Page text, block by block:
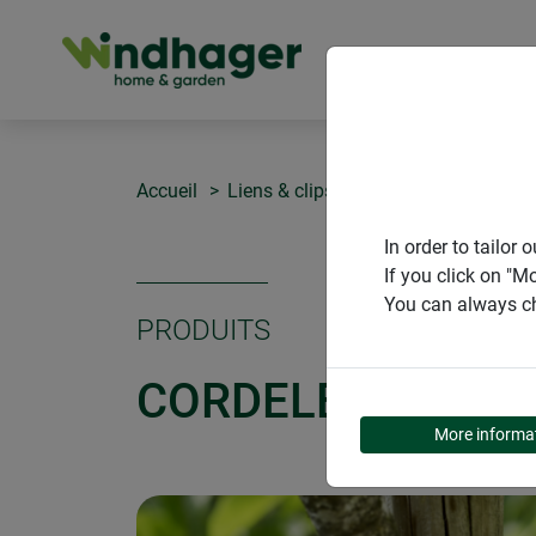
Accueil Liens & clips
PRODUITS
CORDELETTE EN
In order to tailor
If you click on
You can always
More